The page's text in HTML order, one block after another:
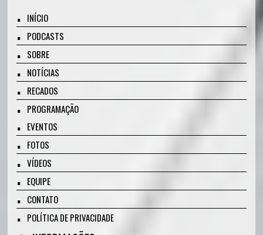
INÍCIO
PODCASTS
SOBRE
NOTÍCIAS
RECADOS
PROGRAMAÇÃO
EVENTOS
FOTOS
VÍDEOS
EQUIPE
CONTATO
POLÍTICA DE PRIVACIDADE